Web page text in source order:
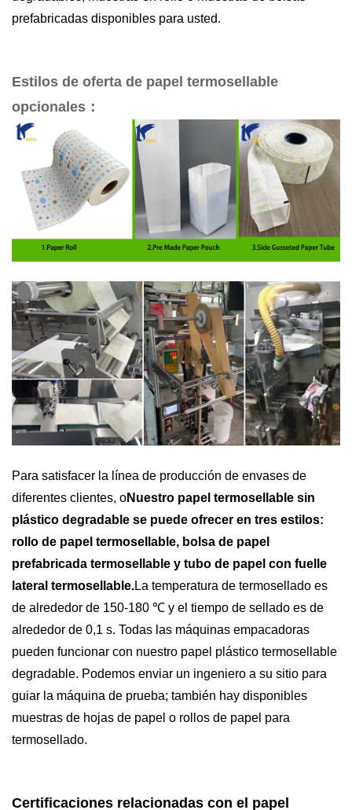
prefabricadas disponibles para usted.
Estilos de oferta de papel termosellable
opcionales ：
Para satisfacer la línea de producción de envases de
diferentes clientes, oNuestro papel termosellable sin
plástico degradable se puede ofrecer en tres estilos:
rollo de papel termosellable, bolsa de papel
prefabricada termosellable y tubo de papel con fuelle
lateral termosellable.La temperatura de termosellado es
de alrededor de 150-180 ℃ y el tiempo de sellado es de
alrededor de 0,1 s. Todas las máquinas empacadoras
pueden funcionar con nuestro papel plástico termosellable
degradable. Podemos enviar un ingeniero a su sitio para
guiar la máquina de prueba; también hay disponibles
muestras de hojas de papel o rollos de papel para
termosellado.
Certificaciones relacionadas con el papel